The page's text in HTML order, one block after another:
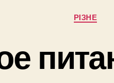
Категорії
РІЗНЕ